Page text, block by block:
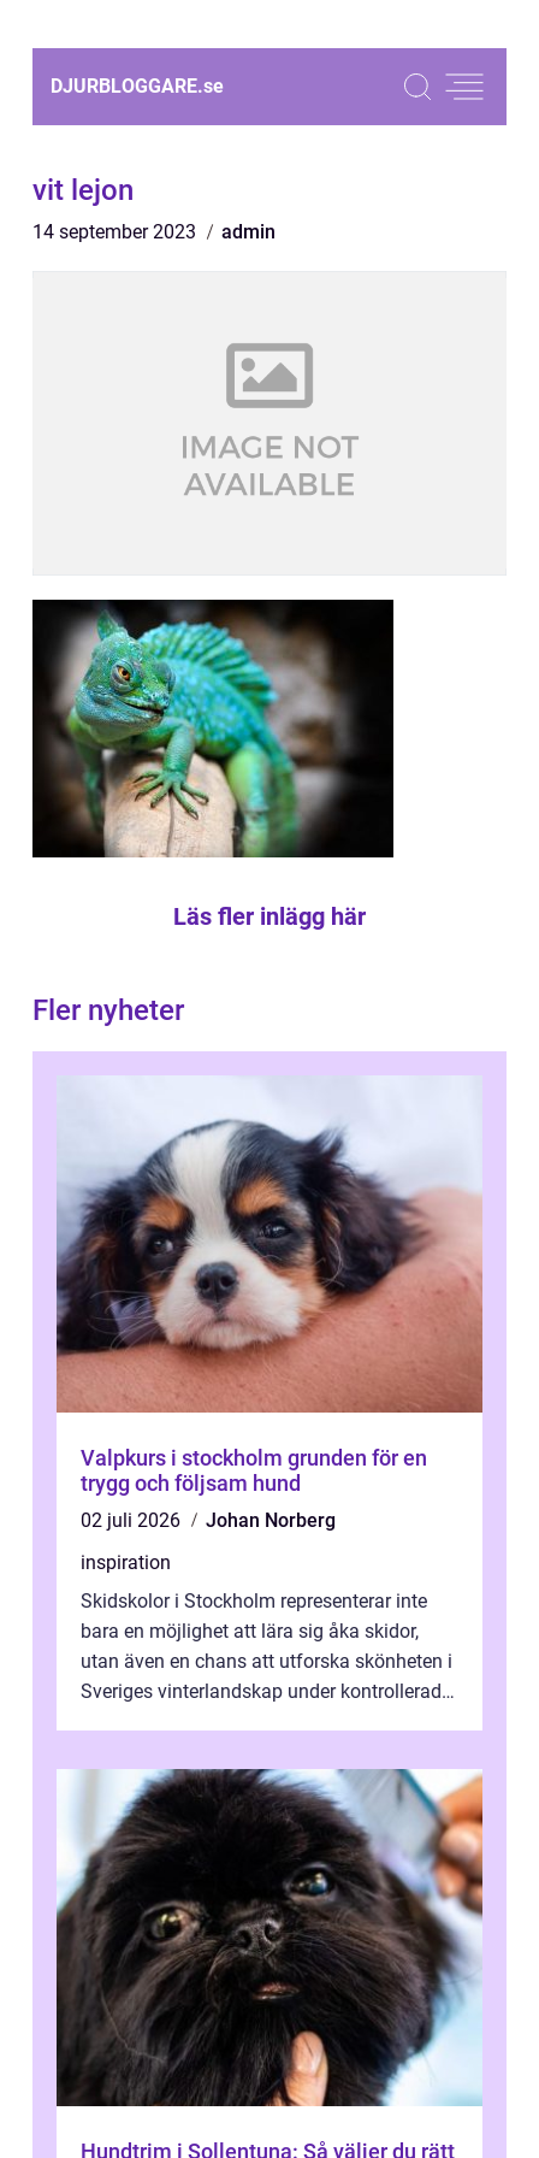
DJURBLOGGARE.se
vit lejon
14 september 2023 admin
Läs fler inlägg här
Fler nyheter
Valpkurs i stockholm grunden för en
trygg och följsam hund
02 juli 2026
Johan Norberg
inspiration
Skidskolor i Stockholm representerar inte
bara en möjlighet att lära sig åka skidor,
utan även en chans att utforska skönheten i
Sveriges vinterlandskap under kontrollerade
Hundtrim i Sollentuna: Så väljer du rätt